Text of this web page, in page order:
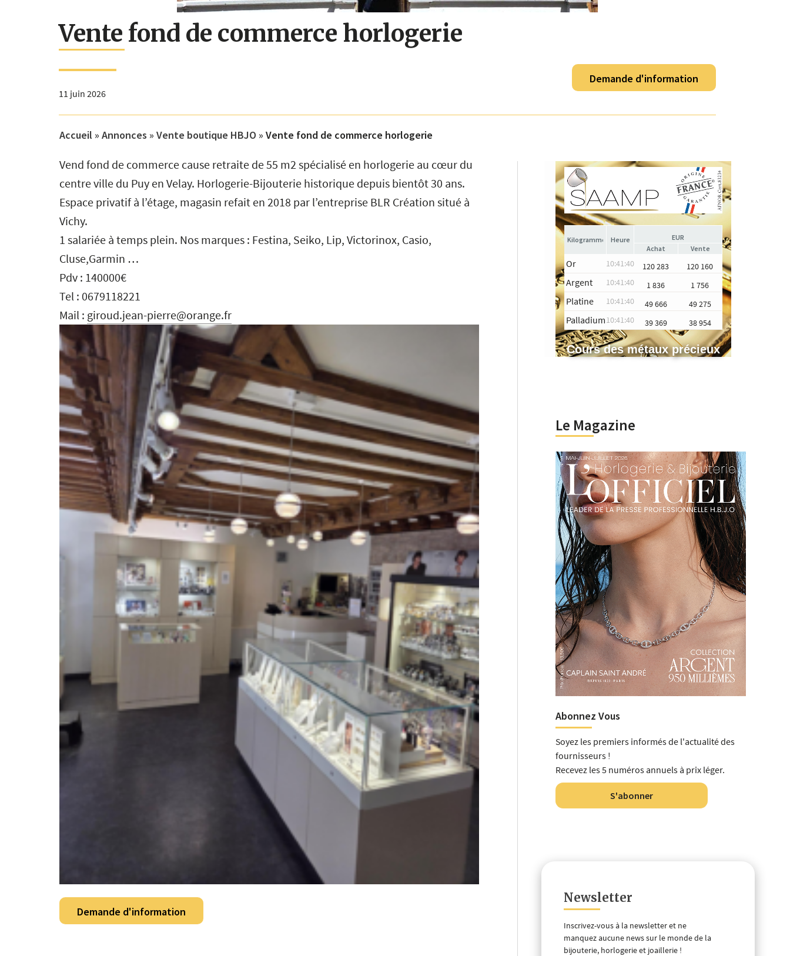
Vente fond de commerce horlogerie
Demande d'information
11 juin 2026
Accueil » Annonces » Vente boutique HBJO » Vente fond de commerce horlogerie
Vend fond de commerce cause retraite de 55 m2 spécialisé en horlogerie au cœur du
centre ville du Puy en Velay. Horlogerie-Bijouterie historique depuis bientôt 30 ans.
Espace privatif à l’étage, magasin refait en 2018 par l’entreprise BLR Création situé à
Vichy.
1 salariée à temps plein. Nos marques : Festina, Seiko, Lip, Victorinox, Casio,
Cluse,Garmin …
Pdv : 140000€
Tel : 0679118221
Mail : giroud.jean-pierre@orange.fr
Demande d'information
Heure
EUR
Achat
Vente
Or 10:41:40 120 283 120 160
Argent 10:41:40 1 836 1 756
Platine 10:41:40 49 666 49 275
Palladium10:41:40 39 369 38 954
Cours des métaux précieux
Le Magazine
Abonnez Vous
Soyez les premiers informés de l'actualité des
fournisseurs !
Recevez les 5 numéros annuels à prix léger.
S'abonner
Newsletter
Inscrivez-vous à la newsletter et ne
manquez aucune news sur le monde de la
bijouterie, horlogerie et joaillerie !